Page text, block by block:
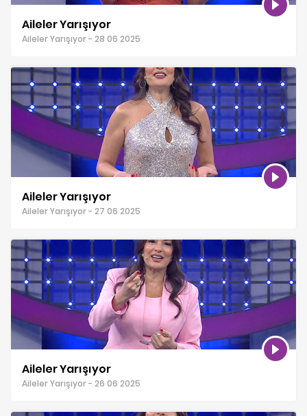
Aileler Yarışıyor
Aileler Yarışıyor - 28 06 2025
Aileler Yarışıyor
Aileler Yarışıyor - 27 06 2025
Aileler Yarışıyor
Aileler Yarışıyor - 26 06 2025